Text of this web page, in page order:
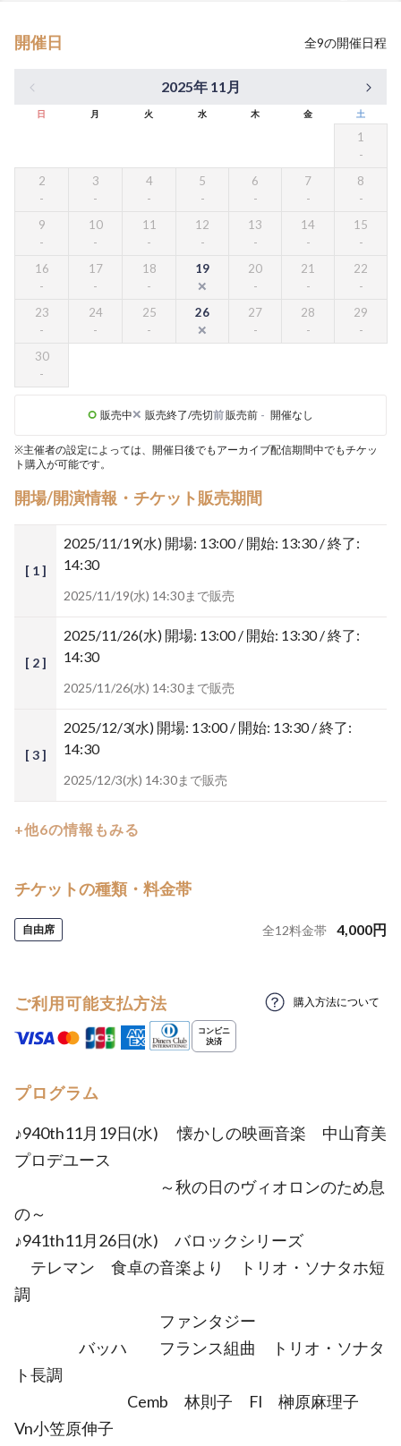
開催日 全9の開催日程
2025年 11月
日 月 火 水 木 金 土
1
2 3 4 5 6 7 8
9 10 11 12 13 14 15
16 17 18 19 20 21 22
23 24 25 26 27 28 29
30
販売中 販売終了/売切前販売前 - 開催なし
※主催者の設定によっては、開催日後でもアーカイブ配信期間中でもチケッ
ト購入が可能です。
開場/開演情報・チケット販売期間
[ 1 ]
2025/11/19(水) 開場: 13:00 / 開始: 13:30 / 終了:
14:30
2025/11/19(水) 14:30まで販売
[ 2 ]
2025/11/26(水) 開場: 13:00 / 開始: 13:30 / 終了:
14:30
2025/11/26(水) 14:30まで販売
[ 3 ]
2025/12/3(水) 開場: 13:00 / 開始: 13:30 / 終了:
14:30
2025/12/3(水) 14:30まで販売
+他6の情報もみる
チケットの種類・料金帯
自由席 全12料金帯 4,000円
ご利用可能支払方法 購入方法について
プログラム
♪940th11月19日(水) 懐かしの映画音楽 中山育美
プロデユース
～秋の日のヴィオロンのため息
の～
♪941th11月26日(水) バロックシリーズ
テレマン 食卓の音楽より トリオ・ソナタホ短
調
ファンタジー
バッハ フランス組曲 トリオ・ソナタ
ト長調
Cemb 林則子 Fl 榊原麻理子
Vn小笠原伸子